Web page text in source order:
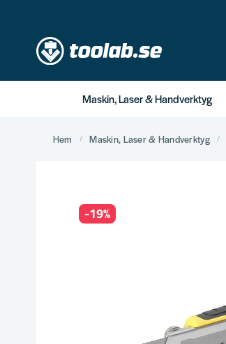
Maskin, Laser & Handverktyg
Hem Maskin, Laser & Handverktyg
-19%